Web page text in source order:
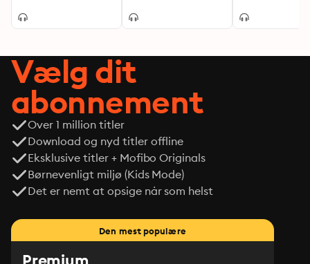
Vælg dit
abonnement
Over 1 million titler
Download og nyd titler offline
Eksklusive titler + Mofibo Originals
Børnevenligt miljø (Kids Mode)
Det er nemt at opsige når som helst
Den mest populære